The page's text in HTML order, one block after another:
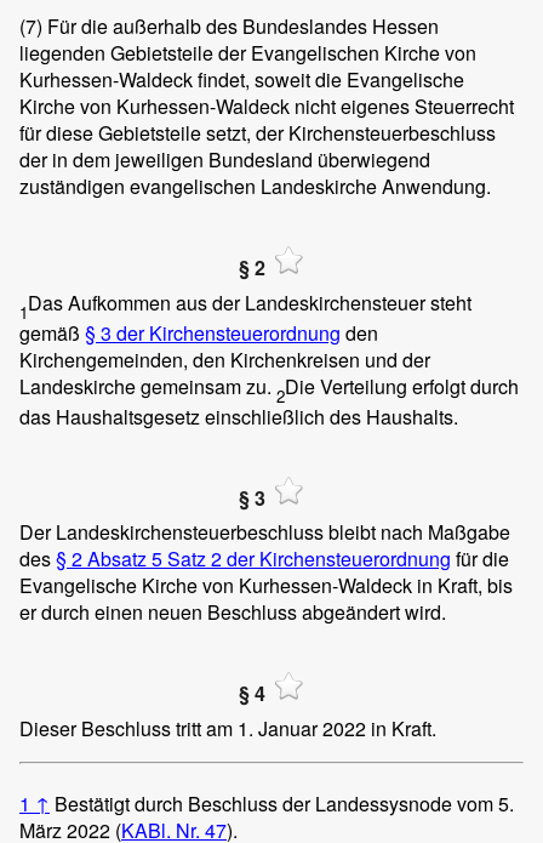
(7) Für die außerhalb des Bundeslandes Hessen
liegenden Gebietsteile der Evangelischen Kirche von
Kurhessen-Waldeck findet, soweit die Evangelische
Kirche von Kurhessen-Waldeck nicht eigenes Steuerrecht
für diese Gebietsteile setzt, der Kirchensteuerbeschluss
der in dem jeweiligen Bundesland überwiegend
zuständigen evangelischen Landeskirche Anwendung.
§ 2
1Das Aufkommen aus der Landeskirchensteuer steht
gemäß § 3 der Kirchensteuerordnung den
Kirchengemeinden, den Kirchenkreisen und der
Landeskirche gemeinsam zu. 2Die Verteilung erfolgt durch
das Haushaltsgesetz einschließlich des Haushalts.
§ 3
Der Landeskirchensteuerbeschluss bleibt nach Maßgabe
des§ 2 Absatz 5 Satz 2 der Kirchensteuerordnung für die
Evangelische Kirche von Kurhessen-Waldeck in Kraft, bis
er durch einen neuen Beschluss abgeändert wird.
§ 4
Dieser Beschluss tritt am 1. Januar 2022 in Kraft.
1 ↑ Bestätigt durch Beschluss der Landessysnode vom 5.
März 2022 (KABl. Nr. 47).